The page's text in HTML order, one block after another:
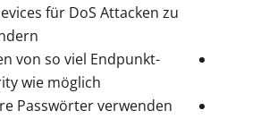
für DoS Attacken zu
von so viel Endpunkt-
wie möglich
Passwörter verwenden